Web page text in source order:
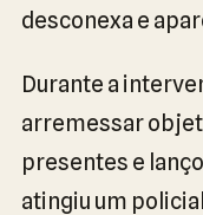
desconexa e
Durante a
arremessar
presentes e
atingiu um